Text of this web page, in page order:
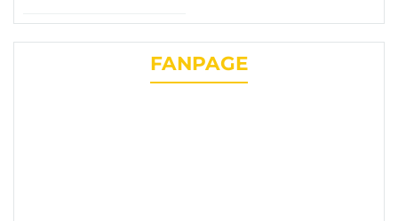
mặt của phụ tùng
chevrolet liên
FANPAGE